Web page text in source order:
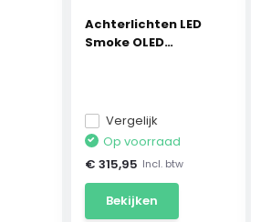
Achterlichten LED
Smoke OLED
Vergelijk
Op voorraad
€ 315,95 Incl. btw
Bekijken